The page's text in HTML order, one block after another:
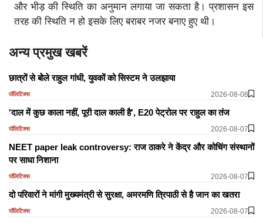
और भीड़ की स्थिति का अनुमान लगाया जा सकता है। प्रशासन इस
तरह की स्थिति न हो इसके लिए बराबर नजर बनाए हुए थी।
अन्य प्रमुख खबरें
छात्रों से बोेले राहुल गांधी, युवकों को सिस्टम ने उलझाया
पॉलिटिक्स 2026-08-08
'दाल में कुछ काला नहीं, पूरी दाल काली है', E20 पेट्रोल पर राहुल का तंज
पॉलिटिक्स 2026-08-07
NEET paper leak controversy: राज ठाकरे ने केंद्र और कोचिंग संस्थानों
पर साधा निशाना
पॉलिटिक्स 2026-08-07
दो परिवारों ने मांगी मुख्यमंत्री से सुरक्षा, अमरमणि त्रिपाठी से है जान का खतरा
पॉलिटिक्स 2026-08-07